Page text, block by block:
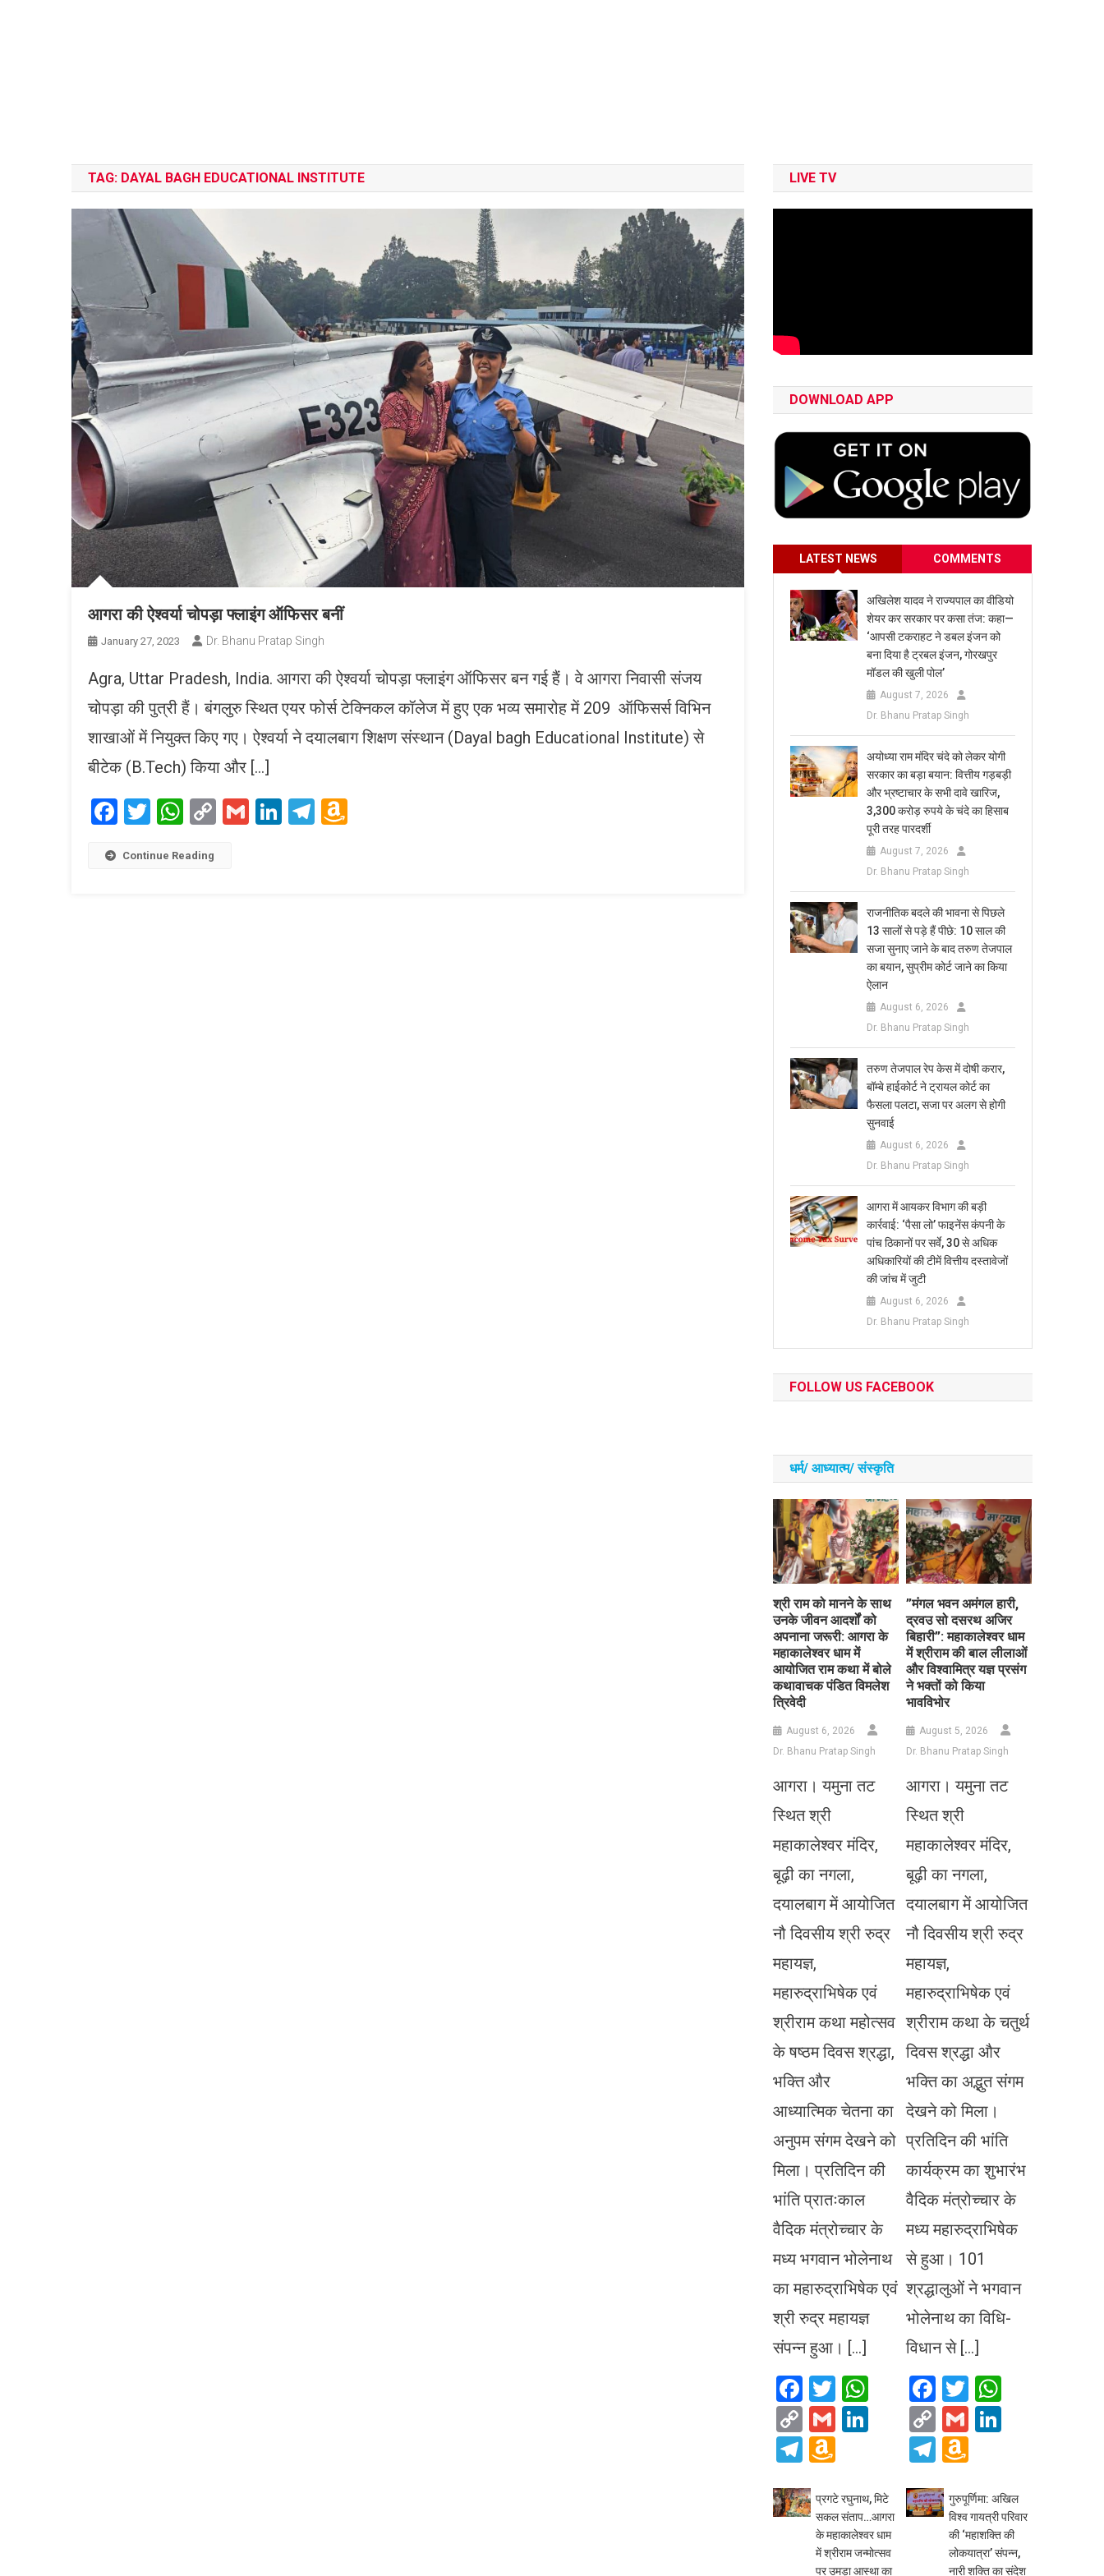
TAG: DAYAL BAGH EDUCATIONAL INSTITUTE
आगरा की ऐश्वर्या चोपड़ा फ्लाइंग ऑफिसर बनीं
January 27, 2023 Dr. Bhanu Pratap Singh
Agra, Uttar Pradesh, India. आगरा की ऐश्वर्या चोपड़ा फ्लाइंग ऑफिसर बन गई हैं। वे आगरा निवासी संजय
चोपड़ा की पुत्री हैं। बंगलुरु स्थित एयर फोर्स टेक्निकल कॉलेज में हुए एक भव्य समारोह में 209 ऑफिसर्स विभिन
शाखाओं में नियुक्त किए गए। ऐश्वर्या ने दयालबाग शिक्षण संस्थान (Dayal bagh Educational Institute) से
बीटेक (B.Tech) किया और […]
Facebook
Twitter
WhatsApp
CopyGmailLinkedIn
Telegram
Continue Reading
LIVE TV
DOWNLOAD APP
LATEST NEWS COMMENTS
अखिलेश यादव ने राज्यपाल का वीडियो
शेयर कर सरकार पर कसा तंज: कहा—
‘आपसी टकराहट ने डबल इंजन को
बना दिया है ट्रबल इंजन, गोरखपुर
मॉडल की खुली पोल’
August 7, 2026
Dr. Bhanu Pratap Singh
अयोध्या राम मंदिर चंदे को लेकर योगी
सरकार का बड़ा बयान: वित्तीय गड़बड़ी
और भ्रष्टाचार के सभी दावे खारिज,
3,300 करोड़ रुपये के चंदे का हिसाब
पूरी तरह पारदर्शी
August 7, 2026
Dr. Bhanu Pratap Singh
राजनीतिक बदले की भावना से पिछले
13 सालों से पड़े हैं पीछे: 10 साल की
सजा सुनाए जाने के बाद तरुण तेजपाल
का बयान, सुप्रीम कोर्ट जाने का किया
ऐलान
August 6, 2026
Dr. Bhanu Pratap Singh
तरुण तेजपाल रेप केस में दोषी करार,
बॉम्बे हाईकोर्ट ने ट्रायल कोर्ट का
फैसला पलटा, सजा पर अलग से होगी
सुनवाई
August 6, 2026
Dr. Bhanu Pratap Singh
आगरा में आयकर विभाग की बड़ी
कार्रवाई: ‘पैसा लो’ फाइनेंस कंपनी के
पांच ठिकानों पर सर्वे, 30 से अधिक
अधिकारियों की टीमें वित्तीय दस्तावेजों
की जांच में जुटी
August 6, 2026
Dr. Bhanu Pratap Singh
FOLLOW US FACEBOOK
धर्म/ आध्‍यात्‍म/ संस्‍कृति
​श्री राम को मानने के साथ
उनके जीवन आदर्शों को
अपनाना जरूरी: आगरा के
महाकालेश्वर धाम में
आयोजित राम कथा में बोले
कथावाचक पंडित विमलेश
त्रिवेदी
August 6, 2026
Dr. Bhanu Pratap Singh
आगरा। यमुना तट
स्थित श्री
महाकालेश्वर मंदिर,
बूढ़ी का नगला,
दयालबाग में आयोजित
नौ दिवसीय श्री रुद्र
महायज्ञ,
महारुद्राभिषेक एवं
श्रीराम कथा महोत्सव
के षष्ठम दिवस श्रद्धा,
भक्ति और
आध्यात्मिक चेतना का
अनुपम संगम देखने को
मिला। प्रतिदिन की
भांति प्रातःकाल
वैदिक मंत्रोच्चार के
मध्य भगवान भोलेनाथ
का महारुद्राभिषेक एवं
श्री रुद्र महायज्ञ
संपन्न हुआ। […]
Facebook
TwitterWhatsApp
Copy
Link
GmailLinkedIn
Telegram
Amazon
List
​”मंगल भवन अमंगल हारी,
द्रवउ सो दसरथ अजिर
बिहारी”: महाकालेश्वर धाम
में श्रीराम की बाल लीलाओं
और विश्वामित्र यज्ञ प्रसंग
ने भक्तों को किया
भावविभोर
August 5, 2026
Dr. Bhanu Pratap Singh
आगरा। यमुना तट
स्थित श्री
महाकालेश्वर मंदिर,
बूढ़ी का नगला,
दयालबाग में आयोजित
नौ दिवसीय श्री रुद्र
महायज्ञ,
महारुद्राभिषेक एवं
श्रीराम कथा के चतुर्थ
दिवस श्रद्धा और
भक्ति का अद्भुत संगम
देखने को मिला।
प्रतिदिन की भांति
कार्यक्रम का शुभारंभ
वैदिक मंत्रोच्चार के
मध्य महारुद्राभिषेक
से हुआ। 101
श्रद्धालुओं ने भगवान
भोलेनाथ का विधि-
विधान से […]
Facebook
Twitter
Copy
Link
Gmail
Telegram
List
प्रगटे रघुनाथ, मिटे
सकल संताप…आगरा
के महाकालेश्वर धाम
में श्रीराम जन्मोत्सव
पर उमड़ा आस्था का
गुरुपूर्णिमा: अखिल
विश्व गायत्री परिवार
की ‘महाशक्ति की
लोकयात्रा’ संपन्न,
नारी शक्ति का संदेश